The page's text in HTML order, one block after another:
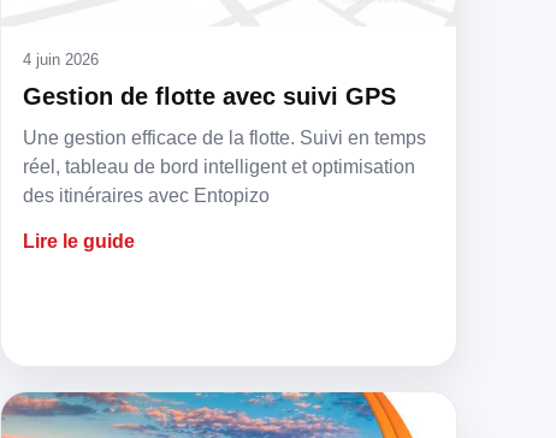
4 juin 2026
Gestion de flotte avec suivi GPS
Une gestion efficace de la flotte. Suivi en temps
réel, tableau de bord intelligent et optimisation
des itinéraires avec Entopizo
Lire le guide